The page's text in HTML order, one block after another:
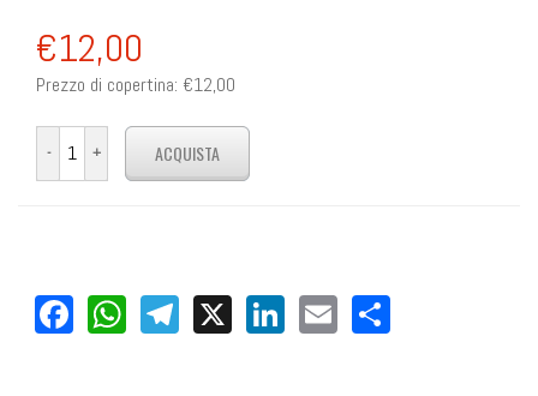
€12,00
Prezzo di copertina: €12,00
Facebook
WhatsApp
Telegram
X LinkedIn
Email